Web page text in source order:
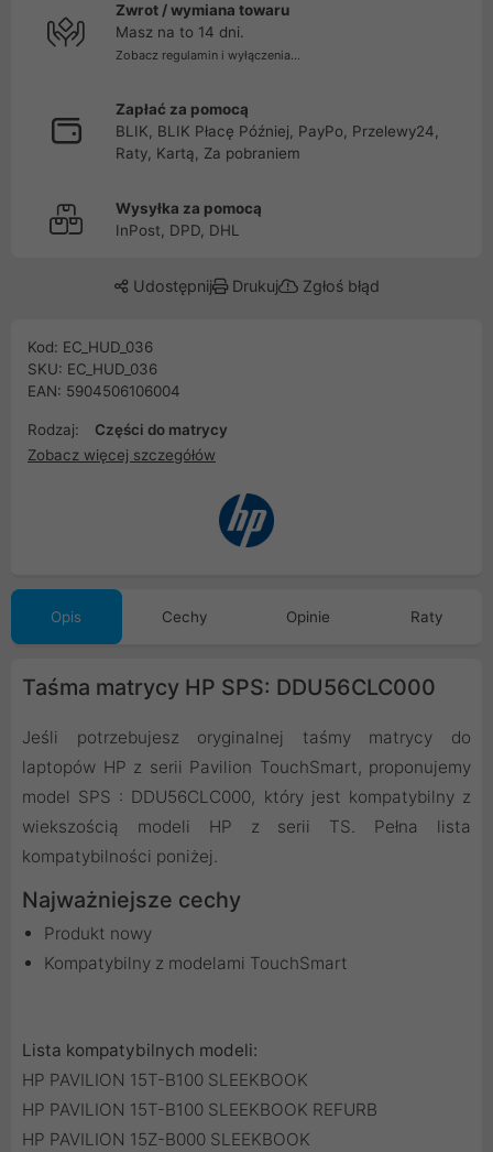
Zwrot / wymiana towaru
Masz na to 14 dni.
Zobacz regulamin i wyłączenia...
Zapłać za pomocą
BLIK, BLIK Płacę Później, PayPo, Przelewy24,
Raty, Kartą, Za pobraniem
Wysyłka za pomocą
InPost, DPD, DHL
Udostępnij Drukuj Zgłoś błąd
Kod: EC_HUD_036
SKU: EC_HUD_036
EAN: 5904506106004
Rodzaj:
Części do matrycy
Zobacz więcej szczegółów
Opis Cechy Opinie Raty
Taśma matrycy HP SPS: DDU56CLC000
Jeśli potrzebujesz oryginalnej taśmy matrycy do
laptopów HP z serii Pavilion TouchSmart, proponujemy
model SPS : DDU56CLC000, który jest kompatybilny z
wiekszością modeli HP z serii TS. Pełna lista
kompatybilności poniżej.
Najważniejsze cechy
Produkt nowy
Kompatybilny z modelami TouchSmart
Lista kompatybilnych modeli:
HP PAVILION 15T-B100 SLEEKBOOK
HP PAVILION 15T-B100 SLEEKBOOK REFURB
HP PAVILION 15Z-B000 SLEEKBOOK